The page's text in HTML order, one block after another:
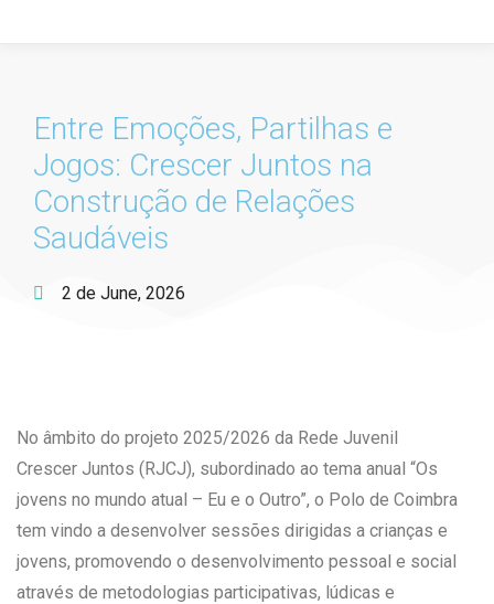
Entre Emoções, Partilhas e
Jogos: Crescer Juntos na
Construção de Relações
Saudáveis
2 de June, 2026
No âmbito do projeto 2025/2026 da Rede Juvenil
Crescer Juntos (RJCJ), subordinado ao tema anual “Os
jovens no mundo atual – Eu e o Outro”, o Polo de Coimbra
tem vindo a desenvolver sessões dirigidas a crianças e
jovens, promovendo o desenvolvimento pessoal e social
através de metodologias participativas, lúdicas e